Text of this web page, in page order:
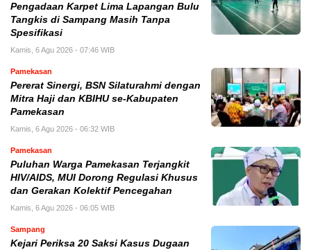
Pengadaan Karpet Lima Lapangan Bulu
Tangkis di Sampang Masih Tanpa
Spesifikasi
Kamis, 6 Agu 2026 - 07:46 WIB
Pamekasan
Pererat Sinergi, BSN Silaturahmi dengan
Mitra Haji dan KBIHU se-Kabupaten
Pamekasan
Kamis, 6 Agu 2026 - 06:32 WIB
Pamekasan
Puluhan Warga Pamekasan Terjangkit
HIV/AIDS, MUI Dorong Regulasi Khusus
dan Gerakan Kolektif Pencegahan
Kamis, 6 Agu 2026 - 06:05 WIB
Sampang
Kejari Periksa 20 Saksi Kasus Dugaan